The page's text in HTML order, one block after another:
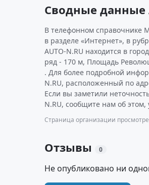
Сводные данные
В телефонном справочнике
в разделе «Интернет», в
AUTO-N.RU находится в
ряд - 170 м, Площадь
. Для более подробной
N.RU, расположенный по
Если вы заметили
N.RU, сообщите нам об
Страница организации
Отзывы 0
Не опубликовано ни